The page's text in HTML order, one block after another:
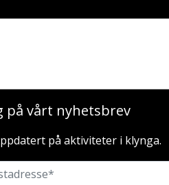
på vårt nyhetsbrev
på aktiviteter i klynga.